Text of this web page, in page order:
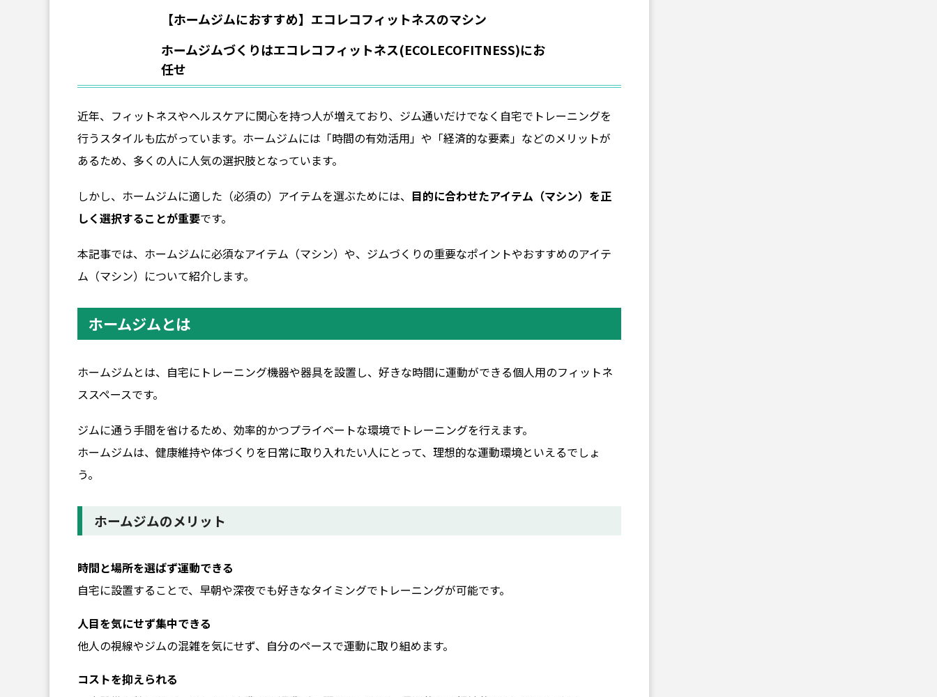
【ホームジムにおすすめ】エコレコフィットネスのマシン
ホームジムづくりはエコレコフィットネス(ECOLECOFITNESS)にお
任せ
近年、フィットネスやヘルスケアに関心を持つ人が増えており、ジム通いだけでなく自宅でトレーニングを
行うスタイルも広がっています。ホームジムには「時間の有効活用」や「経済的な要素」などのメリットが
あるため、多くの人に人気の選択肢となっています。
しかし、ホームジムに適した（必須の）アイテムを選ぶためには、 目的に合わせたアイテム（マシン）を正
しく選択することが重要です。
本記事では、ホームジムに必須なアイテム（マシン）や、ジムづくりの重要なポイントやおすすめのアイテ
ム（マシン）について紹介します。
ホームジムとは
ホームジムとは、自宅にトレーニング機器や器具を設置し、好きな時間に運動ができる個人用のフィットネ
ススペースです。
ジムに通う手間を省けるため、効率的かつプライベートな環境でトレーニングを行えます。
ホームジムは、健康維持や体づくりを日常に取り入れたい人にとって、理想的な運動環境といえるでしょ
う。
ホームジムのメリット
時間と場所を選ばず運動できる
自宅に設置することで、早朝や深夜でも好きなタイミングでトレーニングが可能です。
人目を気にせず集中できる
他人の視線やジムの混雑を気にせず、自分のペースで運動に取り組めます。
コストを抑えられる